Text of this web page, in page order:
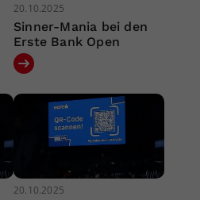
20.10.2025
Sinner-Mania bei den
Erste Bank Open
20.10.2025